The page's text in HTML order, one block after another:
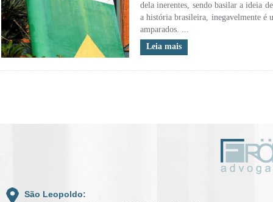
dela inerentes, sendo basilar a ideia
a história brasileira, inegavelmente é
amparados. ...
Leia mais
São Leopoldo: